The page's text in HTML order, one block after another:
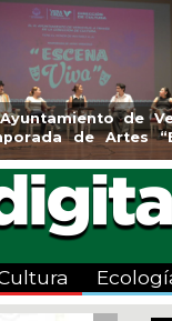
y
El Mango en